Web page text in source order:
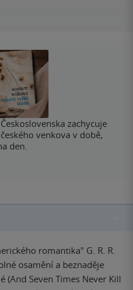
zachycuje
venkova v době,
den.
romantika" G. R. R.
osamění a beznaděje
Seven Times Never Kill